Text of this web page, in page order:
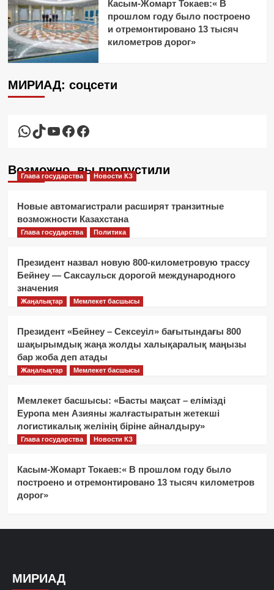
Касым-Жомарт Токаев:« В
прошлом году было построено
и отремонтировано 13 тысяч
километров дорог»
МИРИАД: соцсети
WhatsApp
TikTok
YouTube
Facebook
Facebook
Возможно, вы пропустили
Глава государства Новости КЗ
Новые автомагистрали расширят транзитные
возможности Казахстана
Глава государства Политика
Президент назвал новую 800-километровую трассу
Бейнеу — Саксаульск дорогой международного
значения
Жаңалықтар Мемлекет басшысы
Президент «Бейнеу – Сексеуіл» бағытындағы 800
шақырымдық жаңа жолды халықаралық маңызы
бар жоба деп атады
Жаңалықтар Мемлекет басшысы
Мемлекет басшысы: «Басты мақсат – елімізді
Еуропа мен Азияны жалғастыратын жетекші
логистикалық желінің біріне айналдыру»
Глава государства Новости КЗ
Касым-Жомарт Токаев:« В прошлом году было
построено и отремонтировано 13 тысяч километров
дорог»
МИРИАД